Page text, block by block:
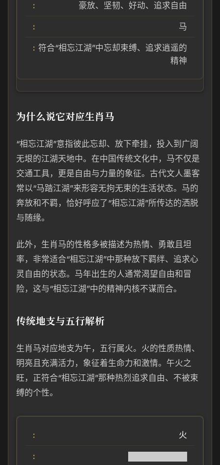
豪放、坚韧、好动、追求自由
马
符合“相忘江湖”中忘却束缚、追求逍遥的
精神
为什么说它对应生肖马
“相忘江湖”意指彼此忘却、放下牵挂，投入到广阔
无垠的江湖天地中。在中国传统文化中，马不仅是
交通工具，更是自由与力量的象征。古代文人墨客
常以“马踏江湖”来形容无拘无束的生活状态。马的
奔放和不羁，恰好呼应了“相忘江湖”所传达的洒脱
与随缘。
此外，生肖马的性格多被描述为热情、勇敢且坦
率，非常适合“相忘江湖”中那种放下羁绊、追求心
灵自由的状态。马年出生的人通常渴望自由和冒
险，这与“相忘江湖”中的精神内核不谋而合。
传统地支与五行解析
生肖马对应地支为午，五行属火。火的性质热情、
明亮且充满活力，象征着生命力和激情。午火之
旺，正符合“相忘江湖”那种热烈追求自由、不被束
缚的个性。
火